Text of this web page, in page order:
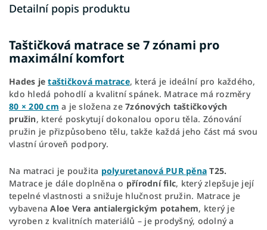
Detailní popis produktu
Taštičková matrace se 7 zónami pro
maximální komfort
Hades je taštičková matrace, která je ideální pro každého,
kdo hledá pohodlí a kvalitní spánek. Matrace má rozměry
80 × 200 cm a je složena ze 7zónových taštičkových
pružin, které poskytují dokonalou oporu těla. Zónování
pružin je přizpůsobeno tělu, takže každá jeho část má svou
vlastní úroveň podpory.
Na matraci je použita polyuretanová PUR pěna T25.
Matrace je dále doplněna o přírodní filc, který zlepšuje její
tepelné vlastnosti a snižuje hlučnost pružin. Matrace je
vybavenaAloe Vera antialergickým potahem, který je
vyroben z kvalitních materiálů – je prodyšný, odolný a